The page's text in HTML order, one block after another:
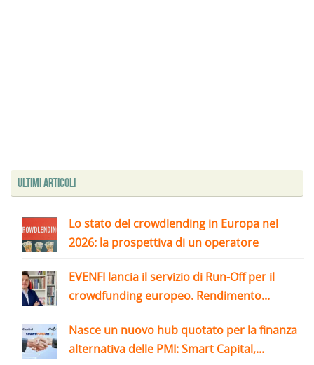
Ultimi articoli
Lo stato del crowdlending in Europa nel
2026: la prospettiva di un operatore
EVENFI lancia il servizio di Run-Off per il
crowdfunding europeo. Rendimento...
Nasce un nuovo hub quotato per la finanza
alternativa delle PMI: Smart Capital,...